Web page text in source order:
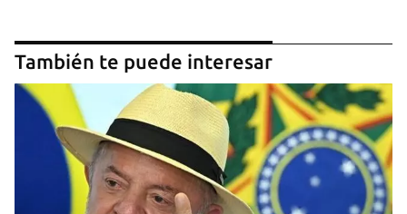
También te puede interesar